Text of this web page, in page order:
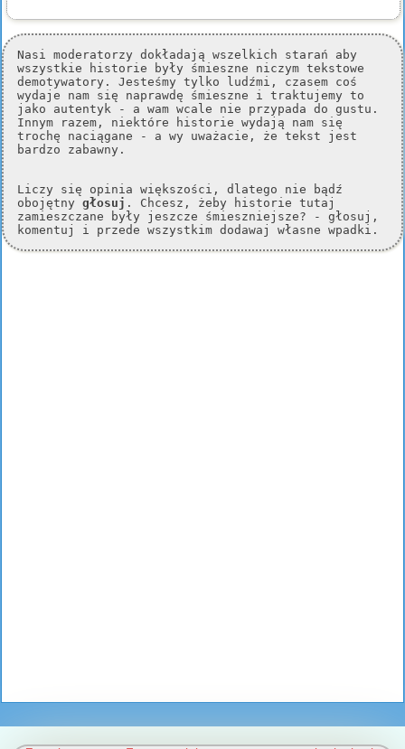
Nasi moderatorzy dokładają wszelkich starań aby
wszystkie historie były śmieszne niczym tekstowe
demotywatory. Jesteśmy tylko ludźmi, czasem coś
wydaje nam się naprawdę śmieszne i traktujemy to
jako autentyk - a wam wcale nie przypada do gustu.
Innym razem, niektóre historie wydają nam się
trochę naciągane - a wy uważacie, że tekst jest
bardzo zabawny.
Liczy się opinia większości, dlatego nie bądź
obojętny głosuj . Chcesz, żeby historie tutaj
zamieszczane były jeszcze śmieszniejsze? - głosuj,
komentuj i przede wszystkim dodawaj własne wpadki.